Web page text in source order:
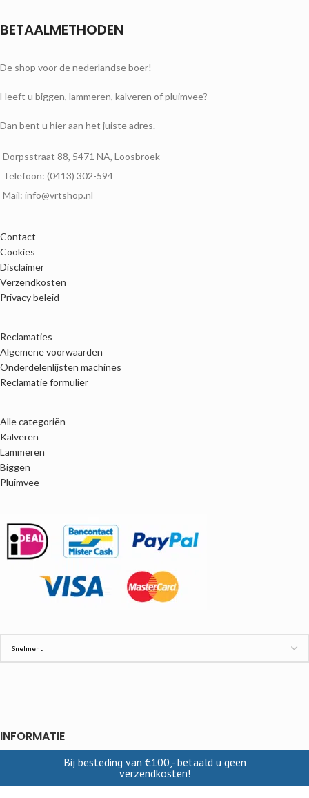
BETAALMETHODEN
De shop voor de nederlandse boer!
Heeft u biggen, lammeren, kalveren of pluimvee?
Dan bent u hier aan het juiste adres.
Dorpsstraat 88, 5471 NA, Loosbroek
Telefoon: (0413) 302-594
Mail: info@vrtshop.nl
Contact
Cookies
Disclaimer
Verzendkosten
Privacy beleid
Reclamaties
Algemene voorwaarden
Onderdelenlijsten machines
Reclamatie formulier
Alle categoriën
Kalveren
Lammeren
Biggen
Pluimvee
INFORMATIE
Bij besteding van €100,- betaald u geen
verzendkosten!